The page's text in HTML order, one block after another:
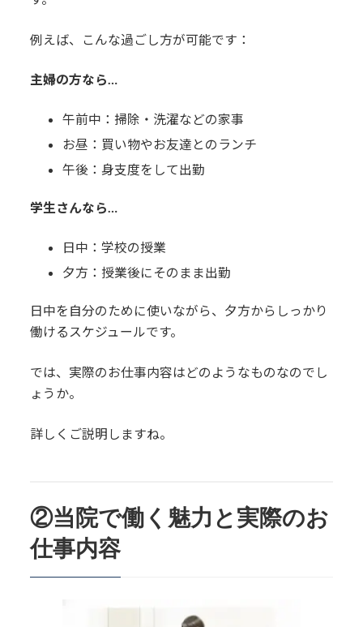
例えば、こんな過ごし方が可能です：
主婦の方なら…
午前中：掃除・洗濯などの家事
お昼：買い物やお友達とのランチ
午後：身支度をして出勤
学生さんなら…
日中：学校の授業
夕方：授業後にそのまま出勤
日中を自分のために使いながら、夕方からしっかり
働けるスケジュールです。
では、実際のお仕事内容はどのようなものなのでし
ょうか。
詳しくご説明しますね。
②当院で働く魅力と実際のお
仕事内容